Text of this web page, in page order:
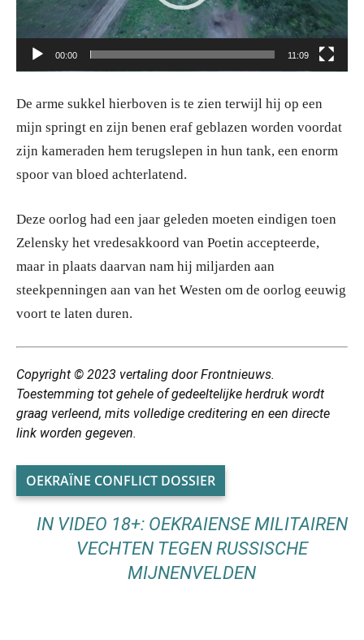
00:00 11:09
De arme sukkel hierboven is te zien terwijl hij op een
mijn springt en zijn benen eraf geblazen worden voordat
zijn kameraden hem terugslepen in hun tank, een enorm
spoor van bloed achterlatend.
Deze oorlog had een jaar geleden moeten eindigen toen
Zelensky het vredesakkoord van Poetin accepteerde,
maar in plaats daarvan nam hij miljarden aan
steekpenningen aan van het Westen om de oorlog eeuwig
voort te laten duren.
Copyright © 2023 vertaling door Frontnieuws.
Toestemming tot gehele of gedeeltelijke herdruk wordt
graag verleend, mits volledige creditering en een directe
link worden gegeven.
OEKRAÏNE CONFLICT DOSSIER
IN VIDEO 18+: OEKRAIENSE MILITAIREN
VECHTEN TEGEN RUSSISCHE
MIJNENVELDEN